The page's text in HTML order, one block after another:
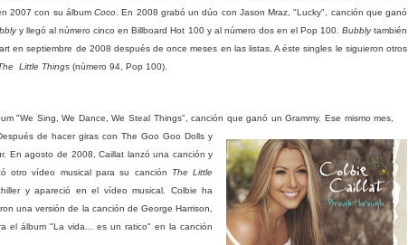
2007 con su álbumCoco . En 2008 grabó un dúo con Jason Mraz, "Lucky", canción que ganó
y llegó al número cinco en Billboard Hot 100 y al número dos en el Pop 100. Bubblytambién
en septiembre de 2008 después de once meses en las listas. A éste singles le siguieron otros
Little Things (número 94, Pop 100).
"We Sing, We Dance, We Steal Things",canción que ganó un Grammy. Ese mismo mes,
de hacer giras con The Goo Goo Dolls y
En agosto de 2008, Caillat lanzó una canción y
otro vídeo musical para su canción
The Little
y apareció en el vídeo musical. Colbie ha
una versión de la canción de George Harrison,
el álbum "La vida... es un ratico" en la canción